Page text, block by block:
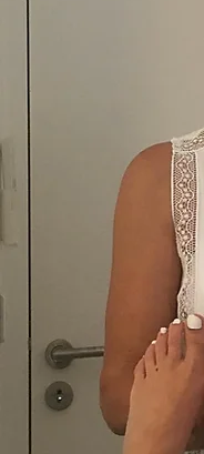
500 Terry